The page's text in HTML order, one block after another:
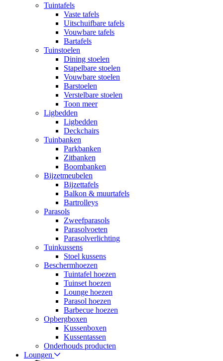
Tuintafels
Vaste tafels
Uitschuifbare tafels
Vouwbare tafels
Bartafels
Tuinstoelen
Dining stoelen
Stapelbare stoelen
Vouwbare stoelen
Barstoelen
Verstelbare stoelen
Toon meer
Ligbedden
Ligbedden
Deckchairs
Tuinbanken
Parkbanken
Zitbanken
Boombanken
Bijzetmeubelen
Bijzettafels
Balkon & muurtafels
Bartrolleys
Parasols
Zweefparasols
Parasolvoeten
Parasolverlichting
Tuinkussens
Stoel kussens
Beschermhoezen
Tuintafel hoezen
Tuinset hoezen
Lounge hoezen
Parasol hoezen
Barbecue hoezen
Opbergboxen
Kussenboxen
Kussentassen
Onderhouds producten
Loungen